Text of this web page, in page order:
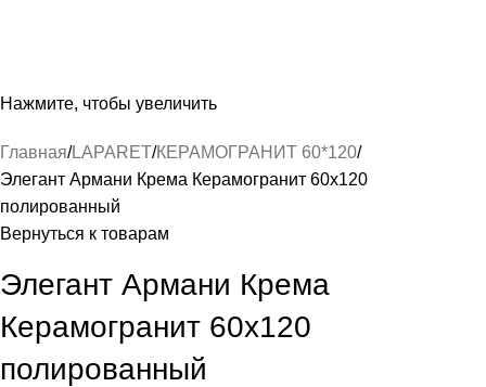
Нажмите, чтобы увеличить
Главная LAPARET КЕРАМОГРАНИТ 60*120
Элегант Армани Крема Керамогранит 60х120
полированный
Вернуться к товарам
Элегант Армани Крема
Керамогранит 60х120
полированный